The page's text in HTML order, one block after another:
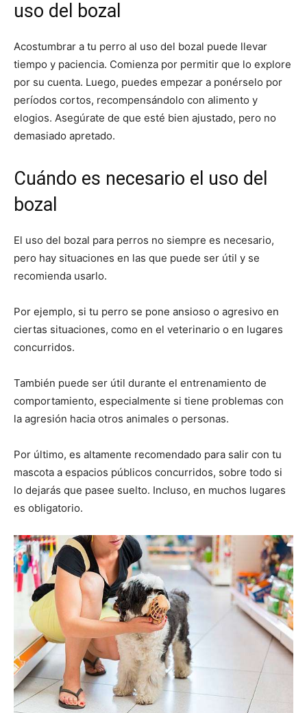
uso del bozal
Acostumbrar a tu perro al uso del bozal puede llevar
tiempo y paciencia. Comienza por permitir que lo explore
por su cuenta. Luego, puedes empezar a ponérselo por
períodos cortos, recompensándolo con alimento y
elogios. Asegúrate de que esté bien ajustado, pero no
demasiado apretado.
Cuándo es necesario el uso del
bozal
El uso del bozal para perros no siempre es necesario,
pero hay situaciones en las que puede ser útil y se
recomienda usarlo.
Por ejemplo, si tu perro se pone ansioso o agresivo en
ciertas situaciones, como en el veterinario o en lugares
concurridos.
También puede ser útil durante el entrenamiento de
comportamiento, especialmente si tiene problemas con
la agresión hacia otros animales o personas.
Por último, es altamente recomendado para salir con tu
mascota a espacios públicos concurridos, sobre todo si
lo dejarás que pasee suelto. Incluso, en muchos lugares
es obligatorio.